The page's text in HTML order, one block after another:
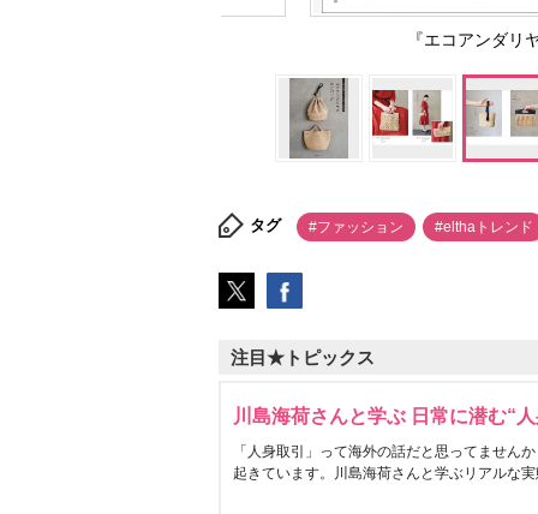
『エコアンダリ
タグ #ファッション #elthaトレンド
注目★トピックス
川島海荷さんと学ぶ 日常に潜む“
「人身取引」って海外の話だと思ってません
起きています。川島海荷さんと学ぶリアルな